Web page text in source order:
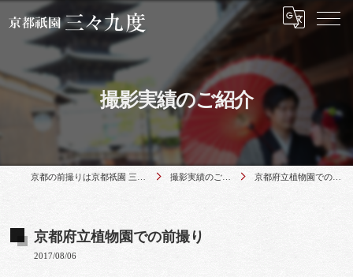
撮影実績のご紹介
撮影実績のご紹介 京都府立植物園での前撮り
京都府立植物園での前撮り
2017/08/06